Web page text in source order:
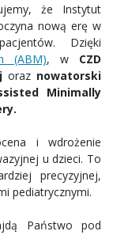
że Instytut
nową erę w
Dzięki
(ABM), w CZD
oraz nowatorski
Minimally
i wdrożenie
u dzieci. To
precyzyjnej,
pediatrycznymi.
Państwo pod